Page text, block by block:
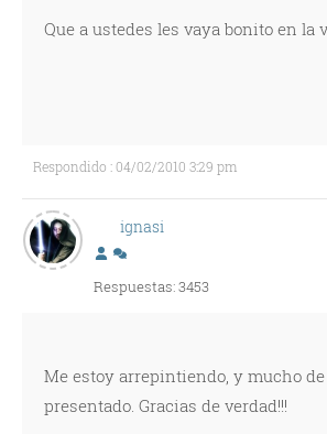
Que a ustedes les vaya bonito en la
Respondido : 04/02/2010 3:29 pm
ignasi
Respuestas: 3453
Me estoy arrepintiendo, y mucho
presentado. Gracias de verdad!!!